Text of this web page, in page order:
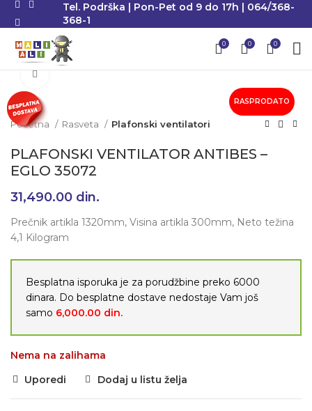
Tel. Podrška | Pon-Pet od 9 do 17h | 064/368-
368-1
0 0 0
RASPRODATO
Početna Rasveta Plafonski ventilatori
PLAFONSKI VENTILATOR ANTIBES –
EGLO 35072
31,490.00 din.
Prečnik artikla 1320mm, Visina artikla 300mm, Neto težina
4,1 Kilogram
Besplatna isporuka je za porudžbine preko 6000
dinara. Do besplatne dostave nedostaje Vam još
samo 6,000.00 din.
Nema na zalihama
Uporedi
Dodaj u listu želja